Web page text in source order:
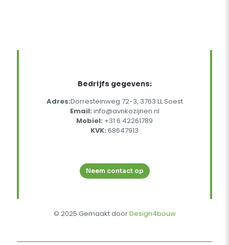
Bedrijfs gegevens:
Adres:Dorresteinweg 72-3, 3763 LL Soest
Email: info@avnkozijnen.nl
Mobiel: +31 6 42261789
KVK: 68647913
Neem contact op
© 2025 Gemaakt doorDesign4bouw